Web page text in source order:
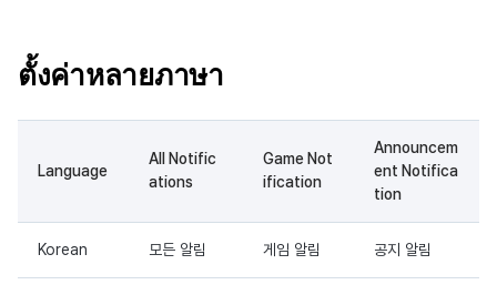
ตั้งค่าหลายภาษา
Language
All Notific
ations
Game Not
ification
Announcem
ent Notifica
tion
Korean 모든 알림 게임 알림 공지 알림